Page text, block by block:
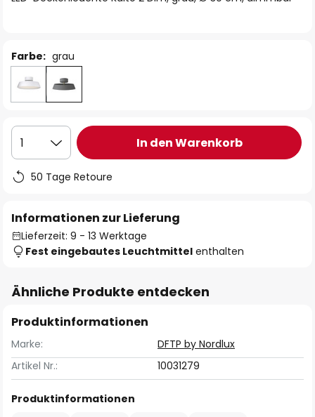
Farbe: grau
1 In den Warenkorb
50 Tage Retoure
Informationen zur Lieferung
Lieferzeit: 9 - 13 Werktage
Fest eingebautes Leuchtmittel enthalten
Ähnliche Produkte entdecken
Produktinformationen
Marke:
DFTP by Nordlux
Artikel Nr.:
10031279
Produktinformationen